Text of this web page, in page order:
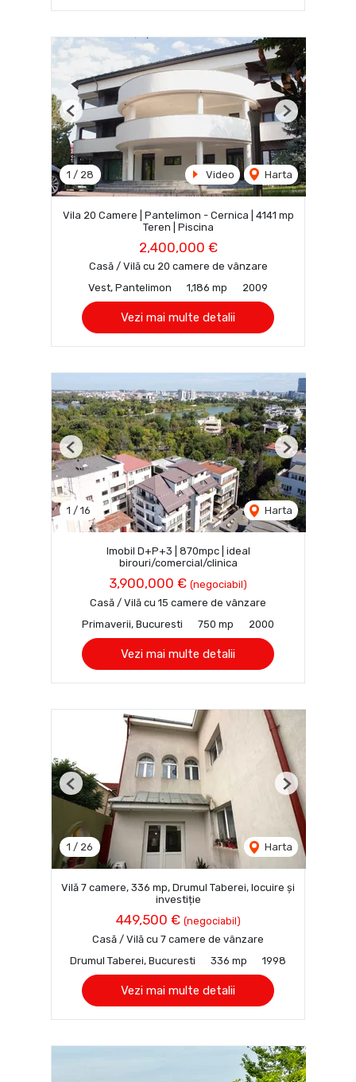
1 / 28 Video Harta
Previous Next
Vila 20 Camere | Pantelimon - Cernica | 4141 mp
Teren | Piscina
2,400,000 €
Casă / Vilă cu 20 camere de vânzare
Vest, Pantelimon
1,186 mp 2009
Vezi mai multe detalii
1 / 16 Harta
Previous Next
Imobil D+P+3 | 870mpc | ideal
birouri/comercial/clinica
3,900,000 € (negociabil)
Casă / Vilă cu 15 camere de vânzare
Primaverii, Bucuresti
750 mp 2000
Vezi mai multe detalii
1 / 26 Harta
Previous Next
Vilă 7 camere, 336 mp, Drumul Taberei, locuire și
investiție
449,500 € (negociabil)
Casă / Vilă cu 7 camere de vânzare
Drumul Taberei, Bucuresti
336 mp 1998
Vezi mai multe detalii